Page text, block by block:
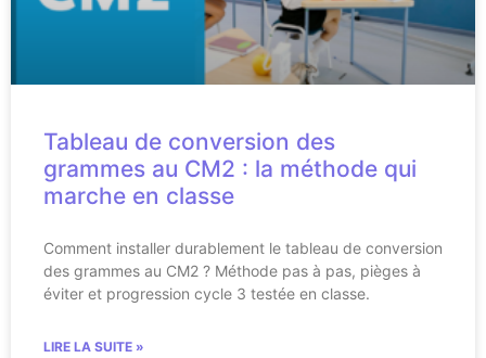
Tableau de conversion des
grammes au CM2 : la méthode qui
marche en classe
Comment installer durablement le tableau de conversion
des grammes au CM2 ? Méthode pas à pas, pièges à
éviter et progression cycle 3 testée en classe.
LIRE LA SUITE »